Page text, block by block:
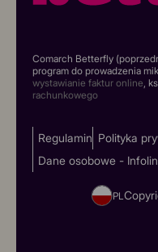
Comarch Betterfly
program do prowadzenia
wystawianie faktur online,
rachunkowego
Regulamin Polityka
Dane osobowe -
PL